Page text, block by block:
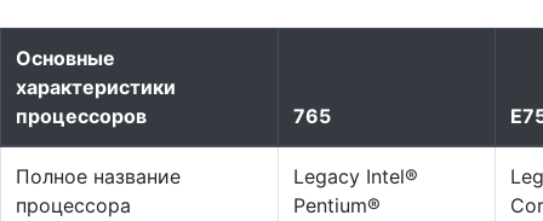
Основные
характеристики
процессоров
765
Полное название
процессора
Legacy Intel®
Pentium®